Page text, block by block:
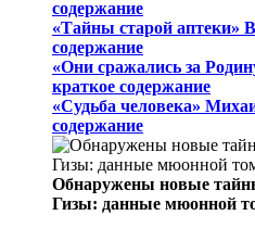
содержание
«Тайны старой аптеки»
содержание
«Они сражались за
краткое содержание
«Судьба человека»
содержание
Обнаружены новые
Гизы: данные мюонной